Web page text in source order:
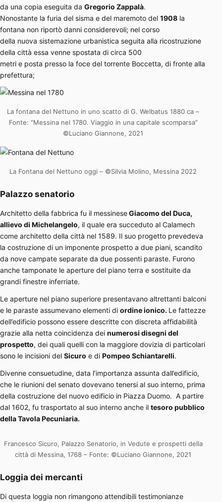
da una copia eseguita da Gregorio Zappalà.
Nonostante la furia del sisma e del maremoto del 1908 la
fontana non riportò danni considerevoli; nel corso
della nuova sistemazione urbanistica seguita alla ricostruzione
della città essa venne spostata di circa 500
metri e posta presso la foce del torrente Boccetta, di fronte alla
prefettura;
La fontana del Nettuno in uno scatto di G. Welbatus 1880 ca –
Fonte: “Messina nel 1780. Viaggio in una capitale scomparsa”
©Luciano Giannone, 2021
La Fontana del Nettuno oggi – ©Silvia Molino, Messina 2022
Palazzo senatorio
Architetto della fabbrica fu il messineseGiacomo del Duca,
allievo di Michelangelo, il quale era succeduto al Calamech
come architetto della città nel 1589. Il suo progetto prevedeva
la costruzione di un imponente prospetto a due piani, scandito
da nove campate separate da due possenti paraste. Furono
anche tamponate le aperture del piano terra e sostituite da
grandi finestre inferriate.
Le aperture nel piano superiore presentavano altrettanti balconi
e le paraste assumevano elementi di ordine ionico. Le fattezze
dell’edificio possono essere descritte con discreta affidabilità
grazie alla netta coincidenza dei numerosi disegni del
prospetto, dei quali quelli con la maggiore dovizia di particolari
sono le incisioni del Sicuro e di Pompeo Schiantarelli.
Divenne consuetudine, data l’importanza assunta dall’edificio,
che le riunioni del senato dovevano tenersi al suo interno, prima
della costruzione del nuovo edificio in Piazza Duomo. A partire
dal 1602, fu trasportato al suo interno anche il tesoro pubblico
della Tavola Pecuniaria.
Francesco Sicuro, Palazzo Senatorio, in Vedute e prospetti della
città di Messina, 1768 – Fonte: ©Luciano Giannone, 2021
Loggia dei mercanti
Di questa loggia non rimangono attendibili testimonianze